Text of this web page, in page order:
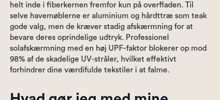
helt inde i fiberkernen fremfor kun på overfladen. Til
selve havemøblerne er aluminium og hårdttræ som teak
gode valg, men de kræver stadig afskærmning for at
bevare deres oprindelige udtryk. Professionel
solafskærmning med en høj UPF-faktor blokerer op mod
98% af de skadelige UV-stråler, hvilket effektivt
forhindrer dine værdifulde tekstiler i at falme.